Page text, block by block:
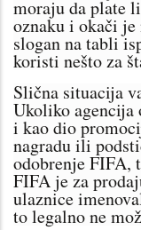
moraju da plate
oznaku i okači
slogan na tabli
koristi nešto za
Slična situacija
Ukoliko agencija
i kao dio
nagradu ili
odobrenje FIFA,
FIFA je za
ulaznice
to legalno ne